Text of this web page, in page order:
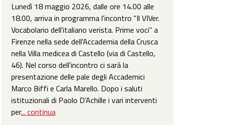
Lunedì 18 maggio 2026, dalle ore 14.00 alle
18.00, arriva in programma l'incontro "Il VIVer.
Vocabolario dell'italiano verista. Prime voci" a
Firenze nella sede dell'Accademia della Crusca
nella Villa medicea di Castello (via di Castello,
46). Nel corso dell'incontro ci sarà la
presentazione delle pale degli Accademici
Marco Biffi e Carla Marello. Dopo i saluti
istituzionali di Paolo D’Achille i vari interventi
per... continua